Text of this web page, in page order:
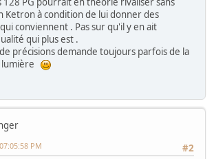
Ketron à condition de lui donner des
conviennent . Pas sur qu'il y en ait
qui plus est .
précisions demande toujours parfois de la
lumière
#2
PM